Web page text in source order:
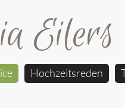
Hochzeitsreden
Eilers